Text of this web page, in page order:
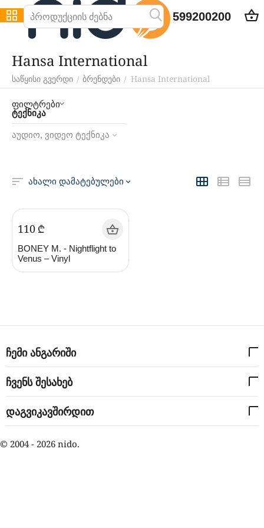
599200200
Hansa International
საწყისი გვერდი / ბრენდები / Hansa International
ფილტრები
ტექნიკა
აუდიო, ვიდეო ტექნიკა
ახალი დამატებულები
‍110‍₾
BONEY M. - Nightflight to
Venus – Vinyl
ჩემი ანგარიში
ჩვენს შესახებ
დაგვიკავშირდით
© 2004 - 2026 nido.